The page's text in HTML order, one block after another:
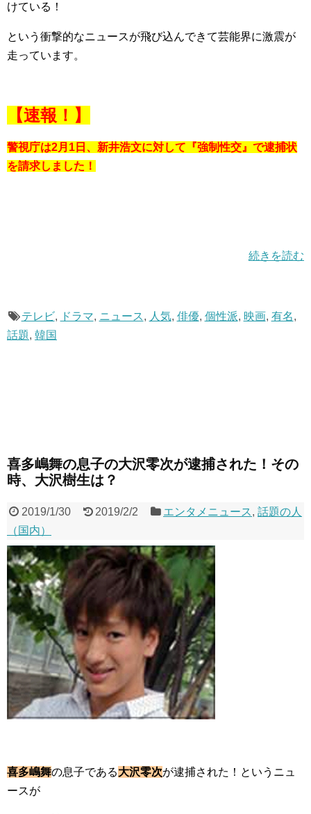
けている！
という衝撃的なニュースが飛び込んできて芸能界に激震が
走っています。
【速報！】
警視庁は2月1日、新井浩文に対して『強制性交』で逮捕状
を請求しました！
続きを読む
テレビ, ドラマ, ニュース, 人気, 俳優, 個性派, 映画, 有名,
話題, 韓国
喜多嶋舞の息子の大沢零次が逮捕された！その
時、大沢樹生は？
2019/1/30 2019/2/2 エンタメニュース,話題の人
（国内）
喜多嶋舞の息子である大沢零次が逮捕された！というニュ
ースが